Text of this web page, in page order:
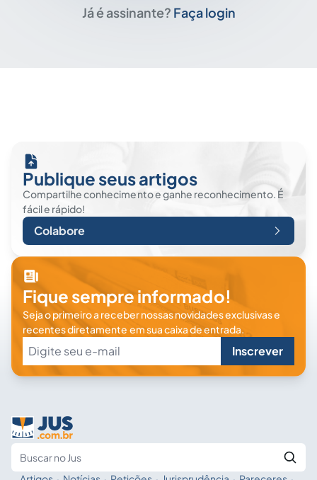
Já é assinante? Faça login
Publique seus artigos
Compartilhe conhecimento e ganhe reconhecimento. É
fácil e rápido!
Colabore
Fique sempre informado!
Seja o primeiro a receber nossas novidades exclusivas e
recentes diretamente em sua caixa de entrada.
Inscrever